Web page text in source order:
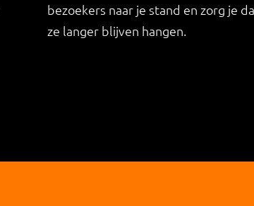
bezoekers naar je stand en zorg je
ze langer blijven hangen.